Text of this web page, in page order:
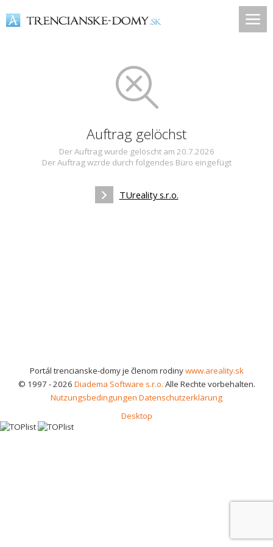
Auftrag gelöchst
Der Auftrag wurde gelöscht am 20.7.2026
Der Auftrag wzrde durch folgendes Büro eingefügt
TUreality s.r.o.
Portál trencianske-domy je členom rodinywww.areality.sk
© 1997 - 2026 Diadema Software s.r.o. Alle Rechte vorbehalten.
Nutzungsbedingungen Datenschutzerklärung
Desktop